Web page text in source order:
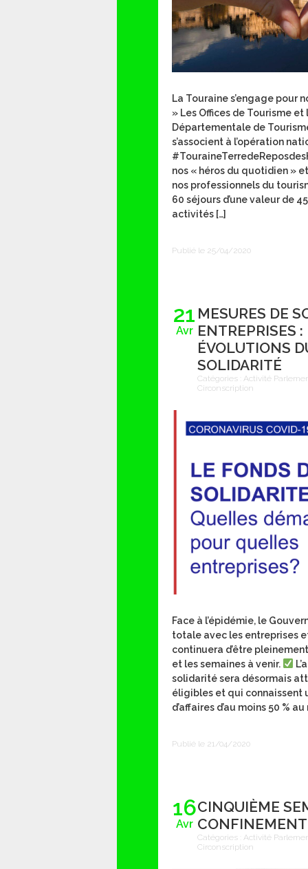
La Touraine s’engage pour
» Les Offices de Tourisme et
Départementale de
s’associent à l’opération
nos « héros du quotidien »
nos professionnels du
60 séjours d’une valeur de
activités […]
Publié le 25/04/2020
21
Avr
MESURES DE
ENTREPRISES :
ÉVOLUTIONS
SOLIDARITÉ
Catégories : Activité
Circonscription
Face à l’épidémie, le
totale avec les entreprises
continuera d’être
et les semaines à venir.
solidarité sera désormais
éligibles et qui connaissent
d’affaires d’au moins 50 % au
Publié le 21/04/2020
16
Avr
CINQUIÈME
CONFINEMENT
Catégories : Activité
Circonscription